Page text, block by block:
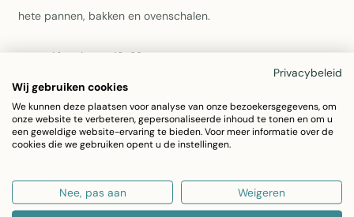
hete pannen, bakken en ovenschalen.
Afmetingen: 18x33cm
Kleur: Groen
Gewicht: 110 gram
Duurzaam en hittebestendig
Eenvoudig wasbaar volgens etiketinstructies
Ferdi Ovenhandschoen Groen – Linen & More
Privacybeleid
Wij gebruiken cookies
We kunnen deze plaatsen voor analyse van onze bezoekersgegevens, om
onze website te verbeteren, gepersonaliseerde inhoud te tonen en om u
een geweldige website-ervaring te bieden. Voor meer informatie over de
cookies die we gebruiken opent u de instellingen.
Nee, pas aan Weigeren